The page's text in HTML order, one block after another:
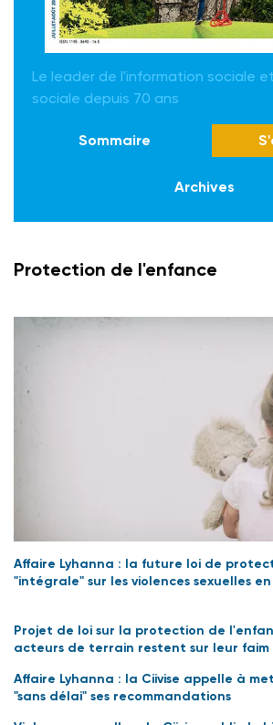
Le leader de l'information sociale
sociale depuis 70 ans
Sommaire
Archives
Protection de l'enfance
Affaire Lyhanna : la future loi de
"intégrale" sur les violences sexuelles
Projet de loi sur la protection de
acteurs de terrain restent sur leur faim
Affaire Lyhanna : la Ciivise appelle à
"sans délai" ses recommandations